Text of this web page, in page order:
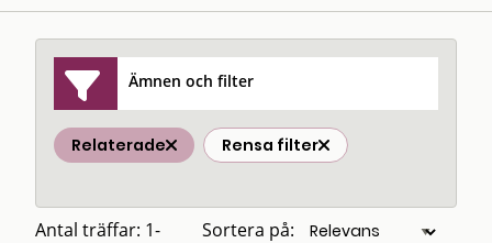
Ämnen och filter
Relaterade Rensa filter
Antal träffar: 1-
Sortera på: